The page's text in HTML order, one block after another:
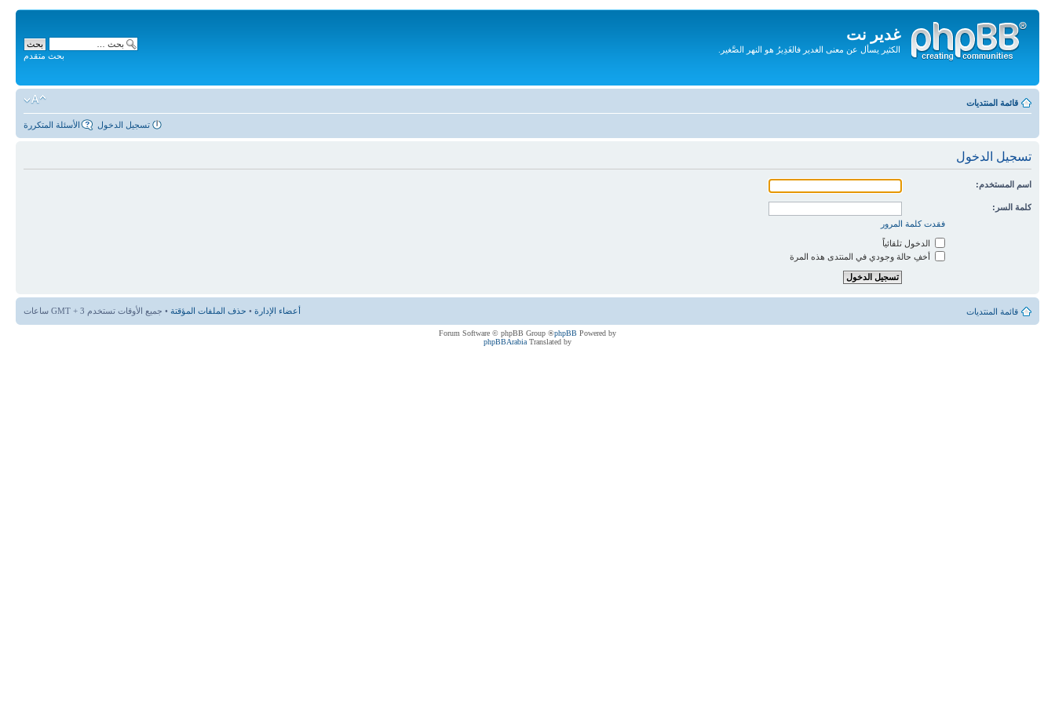
غدير نت
الكثير يسأل عن معنى الغدير فالغَدِيرُ هو النهر الصَّغير.
المحتويات
بحث متقدم
قائمة المنتديات
الأسئلة المتكررة تسجيل الدخول
تسجيل الدخول
اسم المستخدم:
كلمة السر:
فقدت كلمة المرور
الدخول تلقائياً
أخفِ حالة وجودي في المنتدى هذه المرة
قائمة المنتديات أعضاء الإدارة • حذف الملفات المؤقتة • جميع الأوقات تستخدم GMT + 3 ساعات
Powered by
phpBB
® Forum Software © phpBB Group
Translated by
phpBBArabia